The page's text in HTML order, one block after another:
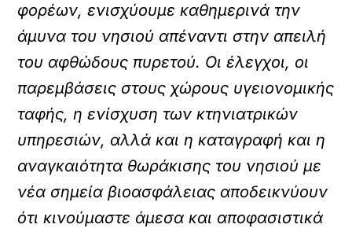
φορέων, ενισχύουμε καθημερινά την
άμυνα του νησιού απέναντι στην απειλή
του αφθώδους πυρετού. Οι έλεγχοι, οι
παρεμβάσεις στους χώρους υγειονομικής
ταφής, η ενίσχυση των κτηνιατρικών
υπηρεσιών, αλλά και η καταγραφή και η
αναγκαιότητα θωράκισης του νησιού με
νέα σημεία βιοασφάλειας αποδεικνύουν
ότι κινούμαστε άμεσα και αποφασιστικά